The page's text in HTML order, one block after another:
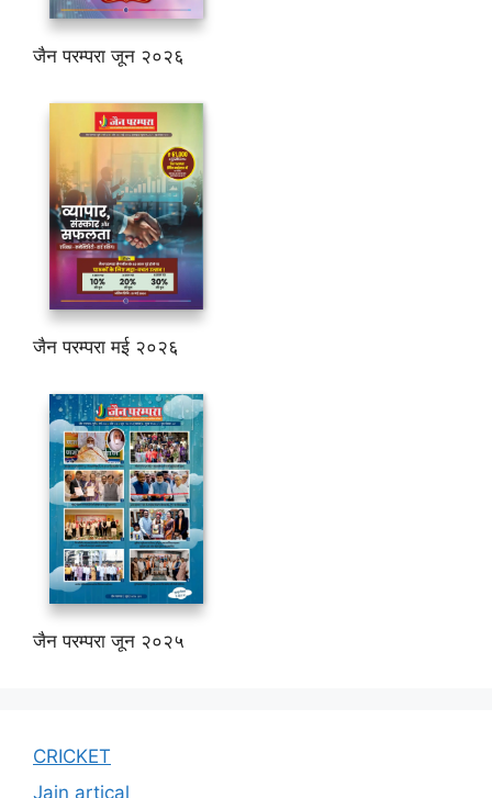
जैन परम्परा जून २०२६
जैन परम्परा मई २०२६
जैन परम्परा जून २०२५
CRICKET
Jain artical